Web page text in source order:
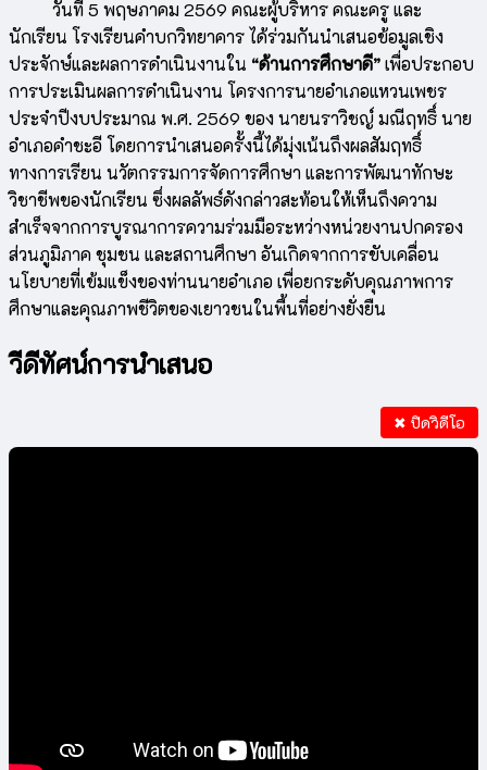
วันที่ 5 พฤษภาคม 2569 คณะผู้บริหาร คณะครู และ
นักเรียน โรงเรียนคำบกวิทยาคาร ได้ร่วมกันนำเสนอข้อมูลเชิง
ประจักษ์และผลการดำเนินงานใน “ด้านการศึกษาดี”เพื่อประกอบ
การประเมินผลการดำเนินงาน โครงการนายอำเภอแหวนเพชร
ประจำปีงบประมาณ พ.ศ. 2569 ของ นายนราวิชญ์ มณีฤทธิ์ นาย
อำเภอคำชะอี โดยการนำเสนอครั้งนี้ได้มุ่งเน้นถึงผลสัมฤทธิ์
ทางการเรียน นวัตกรรมการจัดการศึกษา และการพัฒนาทักษะ
วิชาชีพของนักเรียน ซึ่งผลลัพธ์ดังกล่าวสะท้อนให้เห็นถึงความ
สำเร็จจากการบูรณาการความร่วมมือระหว่างหน่วยงานปกครอง
ส่วนภูมิภาค ชุมชน และสถานศึกษา อันเกิดจากการขับเคลื่อน
นโยบายที่เข้มแข็งของท่านนายอำเภอ เพื่อยกระดับคุณภาพการ
ศึกษาและคุณภาพชีวิตของเยาวชนในพื้นที่อย่างยั่งยืน
วีดีทัศน์การนำเสนอ
✖ ปิดวิดีโอ